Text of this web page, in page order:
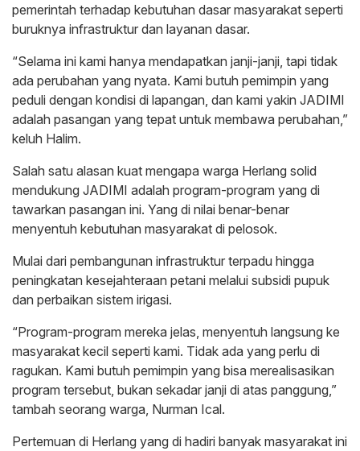
pemerintah terhadap kebutuhan dasar masyarakat seperti
buruknya infrastruktur dan layanan dasar.
“Selama ini kami hanya mendapatkan janji-janji, tapi tidak
ada perubahan yang nyata. Kami butuh pemimpin yang
peduli dengan kondisi di lapangan, dan kami yakin JADIMI
adalah pasangan yang tepat untuk membawa perubahan,”
keluh Halim.
Salah satu alasan kuat mengapa warga Herlang solid
mendukung JADIMI adalah program-program yang di
tawarkan pasangan ini. Yang di nilai benar-benar
menyentuh kebutuhan masyarakat di pelosok.
Mulai dari pembangunan infrastruktur terpadu hingga
peningkatan kesejahteraan petani melalui subsidi pupuk
dan perbaikan sistem irigasi.
“Program-program mereka jelas, menyentuh langsung ke
masyarakat kecil seperti kami. Tidak ada yang perlu di
ragukan. Kami butuh pemimpin yang bisa merealisasikan
program tersebut, bukan sekadar janji di atas panggung,”
tambah seorang warga, Nurman Ical.
Pertemuan di Herlang yang di hadiri banyak masyarakat ini